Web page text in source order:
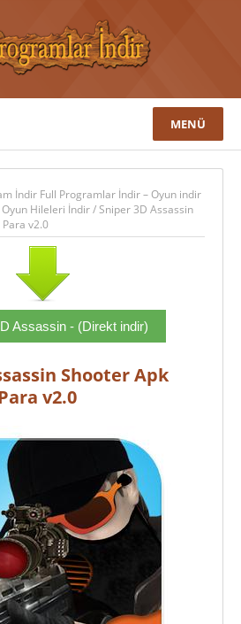
MENÜ
İndir Full Programlar İndir – Oyun indir
Hileleri İndir/Sniper 3D Assassin
v2.0
Assassin - (Direkt indir)
Shooter Apk
v2.0